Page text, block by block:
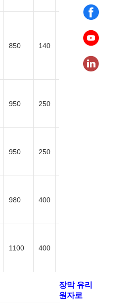
850 140
950 250
950 250
980 400
1100 400
장막 유리
원자로